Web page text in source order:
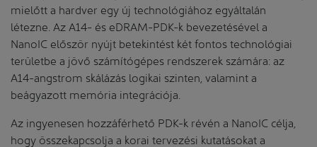
mielőtt a hardver egy új technológiához egyáltalán
létezne. Az A14- és eDRAM-PDK-k bevezetésével a
NanoIC először nyújt betekintést két fontos technológiai
területbe a jövő számítógépes rendszerek számára: az
A14-angstrom skálázás logikai szinten, valamint a
beágyazott memória integrációja.
Az ingyenesen hozzáférhető PDK-k révén a NanoIC célja,
hogy összekapcsolja a korai tervezési kutatásokat a